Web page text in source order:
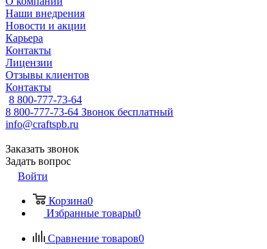
Наши внедрения
Новости и акции
Карьера
Контакты
Лицензии
Отзывы клиентов
Контакты
8 800-777-73-64
8 800-777-73-64 Звонок бесплатный
info@craftspb.ru
Заказать звонок
Задать вопрос
Войти
Корзина0
Избранные товары0
Сравнение товаров0